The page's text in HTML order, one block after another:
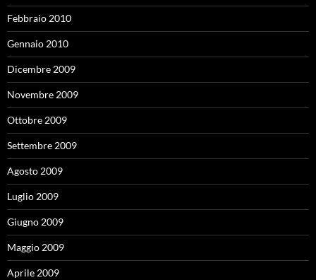
Febbraio 2010
Gennaio 2010
Dicembre 2009
Novembre 2009
Ottobre 2009
Settembre 2009
Agosto 2009
Luglio 2009
Giugno 2009
Maggio 2009
Aprile 2009